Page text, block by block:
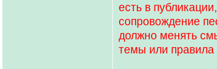
есть в
сопровождение
должно менять
темы или правила